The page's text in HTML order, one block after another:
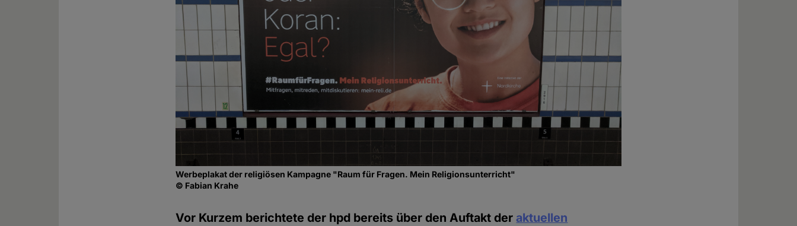
Werbeplakat der religiösen Kampagne "Raum für Fragen. Mein Religionsunterricht"
© Fabian Krahe
Vor Kurzem berichtete der hpd bereits über den Auftakt der aktuellen